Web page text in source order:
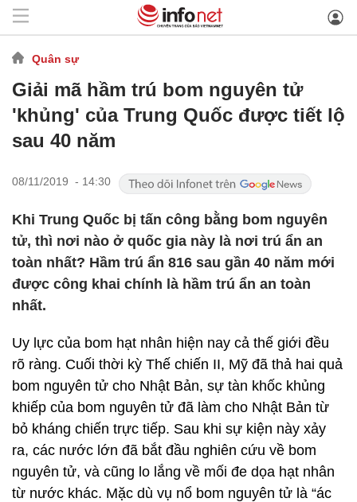
Quân sự
Giải mã hầm trú bom nguyên tử
'khủng' của Trung Quốc được tiết lộ
sau 40 năm
08/11/2019 - 14:30
Khi Trung Quốc bị tấn công bằng bom nguyên
tử, thì nơi nào ở quốc gia này là nơi trú ẩn an
toàn nhất? Hầm trú ẩn 816 sau gần 40 năm mới
được công khai chính là hầm trú ẩn an toàn
nhất.
Uy lực của bom hạt nhân hiện nay cả thế giới đều
rõ ràng. Cuối thời kỳ Thế chiến II, Mỹ đã thả hai quả
bom nguyên tử cho Nhật Bản, sự tàn khốc khủng
khiếp của bom nguyên tử đã làm cho Nhật Bản từ
bỏ kháng chiến trực tiếp. Sau khi sự kiện này xảy
ra, các nước lớn đã bắt đầu nghiên cứu về bom
nguyên tử, và cũng lo lắng về mối đe dọa hạt nhân
từ nước khác. Mặc dù vụ nổ bom nguyên tử là “ác